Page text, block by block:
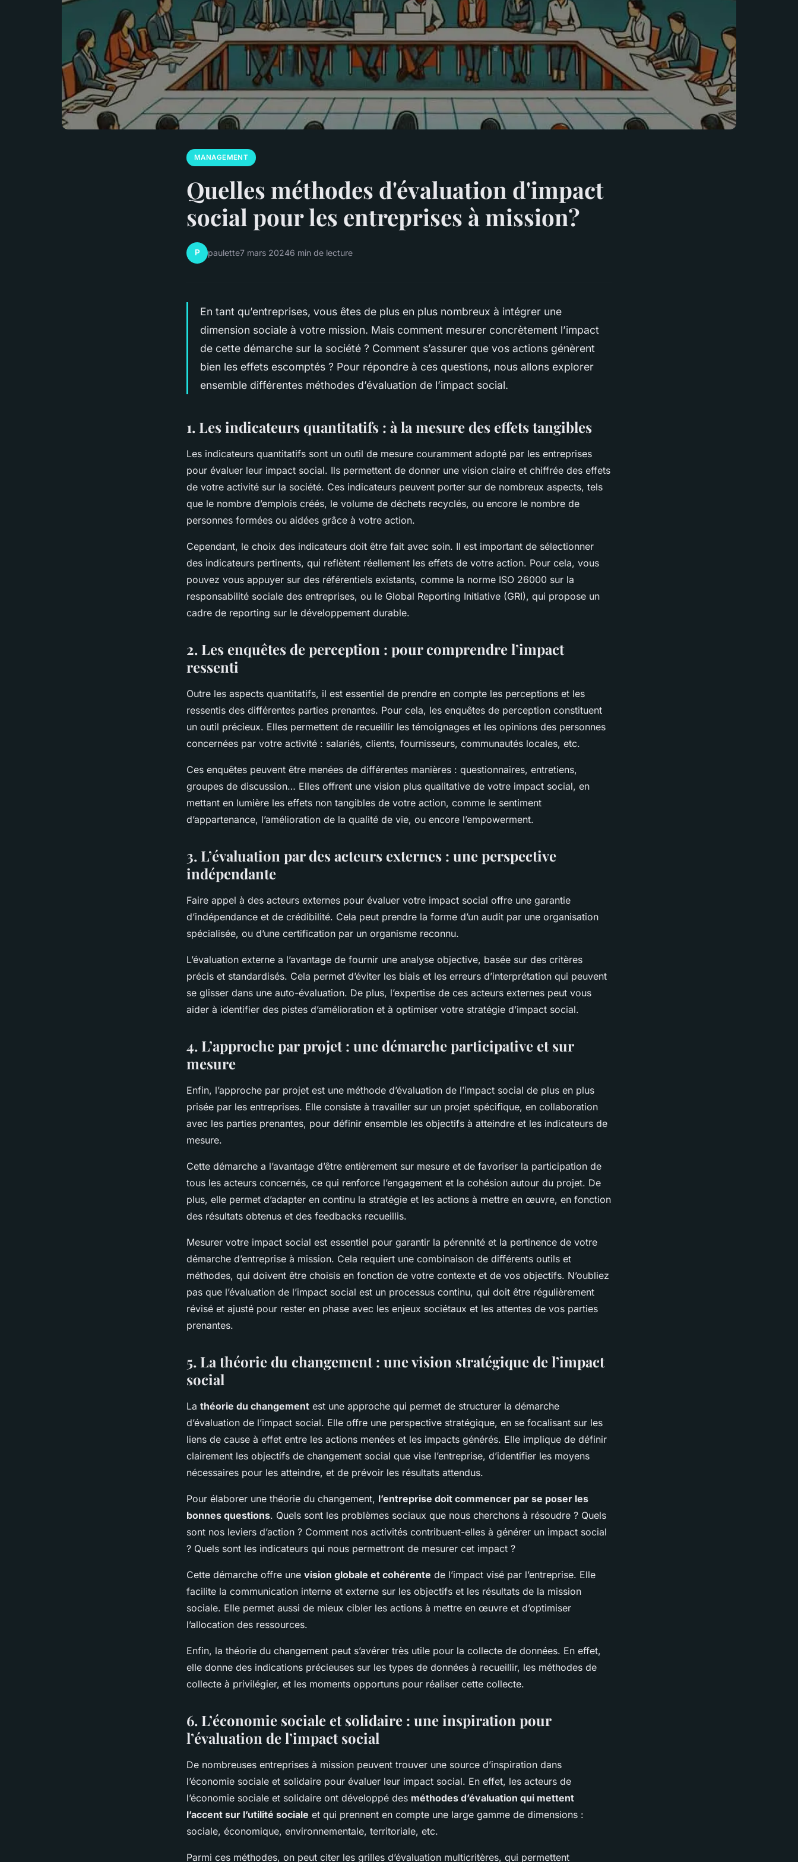
MANAGEMENT
Quelles méthodes d'évaluation d'impact
social pour les entreprises à mission?
P paulette7 mars 20246 min de lecture
En tant qu’entreprises, vous êtes de plus en plus nombreux à intégrer une
dimension sociale à votre mission. Mais comment mesurer concrètement l’impact
de cette démarche sur la société ? Comment s’assurer que vos actions génèrent
bien les effets escomptés ? Pour répondre à ces questions, nous allons explorer
ensemble différentes méthodes d’évaluation de l’impact social.
1. Les indicateurs quantitatifs : à la mesure des effets tangibles
Les indicateurs quantitatifs sont un outil de mesure couramment adopté par les entreprises
pour évaluer leur impact social. Ils permettent de donner une vision claire et chiffrée des effets
de votre activité sur la société. Ces indicateurs peuvent porter sur de nombreux aspects, tels
que le nombre d’emplois créés, le volume de déchets recyclés, ou encore le nombre de
personnes formées ou aidées grâce à votre action.
Cependant, le choix des indicateurs doit être fait avec soin. Il est important de sélectionner
des indicateurs pertinents, qui reflètent réellement les effets de votre action. Pour cela, vous
pouvez vous appuyer sur des référentiels existants, comme la norme ISO 26000 sur la
responsabilité sociale des entreprises, ou le Global Reporting Initiative (GRI), qui propose un
cadre de reporting sur le développement durable.
2. Les enquêtes de perception : pour comprendre l’impact
ressenti
Outre les aspects quantitatifs, il est essentiel de prendre en compte les perceptions et les
ressentis des différentes parties prenantes. Pour cela, les enquêtes de perception constituent
un outil précieux. Elles permettent de recueillir les témoignages et les opinions des personnes
concernées par votre activité : salariés, clients, fournisseurs, communautés locales, etc.
Ces enquêtes peuvent être menées de différentes manières : questionnaires, entretiens,
groupes de discussion… Elles offrent une vision plus qualitative de votre impact social, en
mettant en lumière les effets non tangibles de votre action, comme le sentiment
d’appartenance, l’amélioration de la qualité de vie, ou encore l’empowerment.
3. L’évaluation par des acteurs externes : une perspective
indépendante
Faire appel à des acteurs externes pour évaluer votre impact social offre une garantie
d’indépendance et de crédibilité. Cela peut prendre la forme d’un audit par une organisation
spécialisée, ou d’une certification par un organisme reconnu.
L’évaluation externe a l’avantage de fournir une analyse objective, basée sur des critères
précis et standardisés. Cela permet d’éviter les biais et les erreurs d’interprétation qui peuvent
se glisser dans une auto-évaluation. De plus, l’expertise de ces acteurs externes peut vous
aider à identifier des pistes d’amélioration et à optimiser votre stratégie d’impact social.
4. L’approche par projet : une démarche participative et sur
mesure
Enfin, l’approche par projet est une méthode d’évaluation de l’impact social de plus en plus
prisée par les entreprises. Elle consiste à travailler sur un projet spécifique, en collaboration
avec les parties prenantes, pour définir ensemble les objectifs à atteindre et les indicateurs de
mesure.
Cette démarche a l’avantage d’être entièrement sur mesure et de favoriser la participation de
tous les acteurs concernés, ce qui renforce l’engagement et la cohésion autour du projet. De
plus, elle permet d’adapter en continu la stratégie et les actions à mettre en œuvre, en fonction
des résultats obtenus et des feedbacks recueillis.
Mesurer votre impact social est essentiel pour garantir la pérennité et la pertinence de votre
démarche d’entreprise à mission. Cela requiert une combinaison de différents outils et
méthodes, qui doivent être choisis en fonction de votre contexte et de vos objectifs. N’oubliez
pas que l’évaluation de l’impact social est un processus continu, qui doit être régulièrement
révisé et ajusté pour rester en phase avec les enjeux sociétaux et les attentes de vos parties
prenantes.
5. La théorie du changement : une vision stratégique de l’impact
social
La théorie du changement est une approche qui permet de structurer la démarche
d’évaluation de l’impact social. Elle offre une perspective stratégique, en se focalisant sur les
liens de cause à effet entre les actions menées et les impacts générés. Elle implique de définir
clairement les objectifs de changement social que vise l’entreprise, d’identifier les moyens
nécessaires pour les atteindre, et de prévoir les résultats attendus.
Pour élaborer une théorie du changement, l’entreprise doit commencer par se poser les
bonnes questions. Quels sont les problèmes sociaux que nous cherchons à résoudre ? Quels
sont nos leviers d’action ? Comment nos activités contribuent-elles à générer un impact social
? Quels sont les indicateurs qui nous permettront de mesurer cet impact ?
Cette démarche offre une vision globale et cohérente de l’impact visé par l’entreprise. Elle
facilite la communication interne et externe sur les objectifs et les résultats de la mission
sociale. Elle permet aussi de mieux cibler les actions à mettre en œuvre et d’optimiser
l’allocation des ressources.
Enfin, la théorie du changement peut s’avérer très utile pour la collecte de données. En effet,
elle donne des indications précieuses sur les types de données à recueillir, les méthodes de
collecte à privilégier, et les moments opportuns pour réaliser cette collecte.
6. L’économie sociale et solidaire : une inspiration pour
l’évaluation de l’impact social
De nombreuses entreprises à mission peuvent trouver une source d’inspiration dans
l’économie sociale et solidaire pour évaluer leur impact social. En effet, les acteurs de
l’économie sociale et solidaire ont développé des méthodes d’évaluation qui mettent
l’accent sur l’utilité sociale et qui prennent en compte une large gamme de dimensions :
sociale, économique, environnementale, territoriale, etc.
Parmi ces méthodes, on peut citer les grilles d’évaluation multicritères, qui permettent